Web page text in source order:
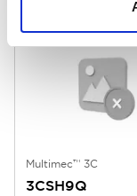
Multimec™ 3C
3CSH9Q